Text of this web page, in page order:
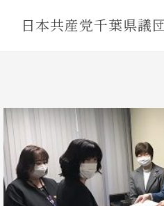
日本共産党千葉県議
Blog